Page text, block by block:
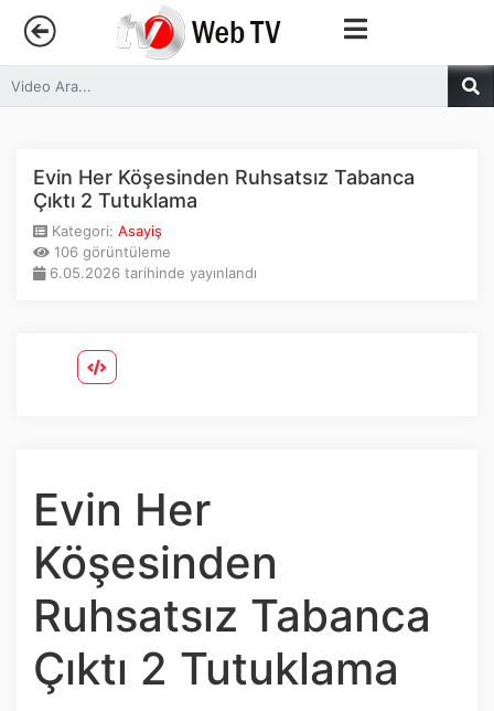
Anasayfa
Canlı Yayın
Kategoriler
İnstagram
Twitter
Google Play
App Store
Evin Her Köşesinden Ruhsatsız Tabanca
Çıktı 2 Tutuklama
Kategori: Asayiş
106 görüntüleme
6.05.2026 tarihinde yayınlandı
Evin Her
Köşesinden
Ruhsatsız Tabanca
Çıktı 2 Tutuklama